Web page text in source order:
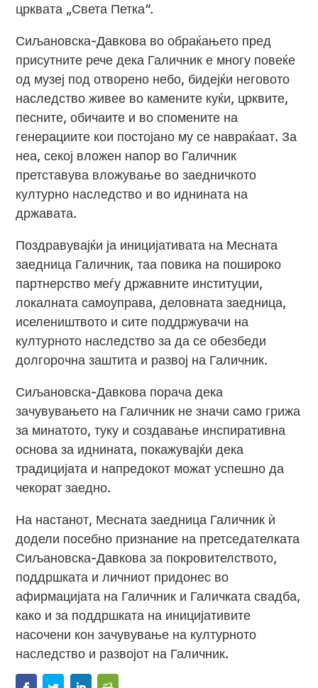
црквата „Света Петка“.
Сиљановска-Давкова во обраќањето пред
присутните рече дека Галичник е многу повеќе
од музеј под отворено небо, бидејќи неговото
наследство живее во камените куќи, црквите,
песните, обичаите и во спомените на
генерациите кои постојано му се навраќаат. За
неа, секој вложен напор во Галичник
претставува вложување во заедничкото
културно наследство и во иднината на
државата.
Поздравувајќи ја иницијативата на Месната
заедница Галичник, таа повика на пошироко
партнерство меѓу државните институции,
локалната самоуправа, деловната заедница,
иселеништвото и сите поддржувачи на
културното наследство за да се обезбеди
долгорочна заштита и развој на Галичник.
Сиљановска-Давкова порача дека
зачувувањето на Галичник не значи само грижа
за минатото, туку и создавање инспиративна
основа за иднината, покажувајќи дека
традицијата и напредокот можат успешно да
чекорат заедно.
На настанот, Месната заедница Галичник ѝ
додели посебно признание на претседателката
Сиљановска-Давкова за покровителството,
поддршката и личниот придонес во
афирмацијата на Галичник и Галичката свадба,
како и за поддршката на иницијативите
насочени кон зачувување на културното
наследство и развојот на Галичник.